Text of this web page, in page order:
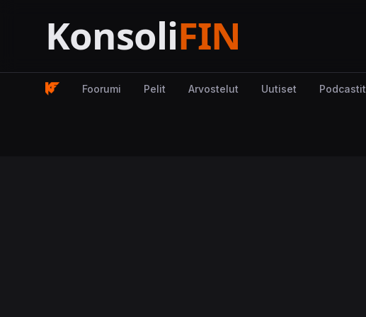
Foorumi Pelit Arvostelut Uutiset Podcastit